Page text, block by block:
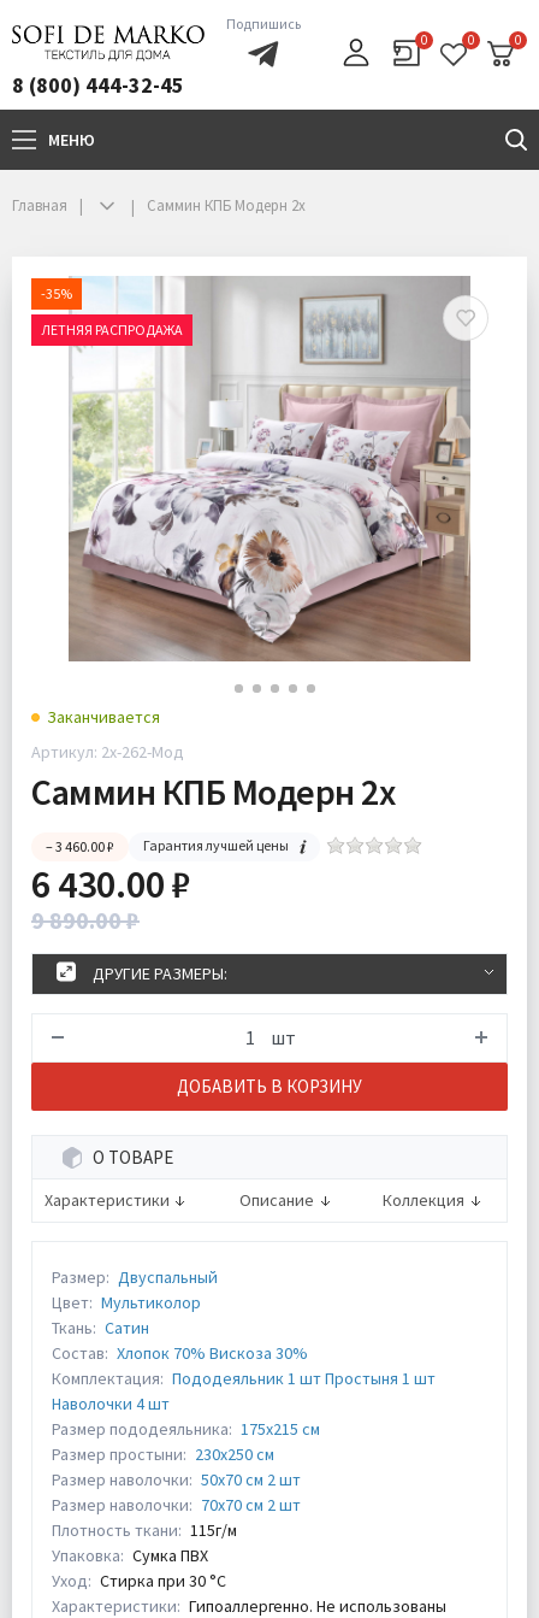
8 (800) 444-32-45
Подпишись
0 0 0
МЕНЮ
Главная Саммин КПБ Модерн 2х
-35%
ЛЕТНЯЯ РАСПРОДАЖА
Заканчивается
Артикул: 2x-262-Мод
Саммин КПБ Модерн 2х
– 3 460.00 ₽ Гарантия лучшей цены
6 430.00 ₽
9 890.00 ₽
ДРУГИЕ РАЗМЕРЫ:
шт
ДОБАВИТЬ В КОРЗИНУ
О ТОВАРЕ
Характеристики Описание Коллекция
Размер: Двуспальный
Цвет: Мультиколор
Ткань: Сатин
Состав: Хлопок 70% Вискоза 30%
Комплектация: Пододеяльник 1 шт Простыня 1 шт
Наволочки 4 шт
Размер пододеяльника: 175х215 см
Размер простыни: 230х250 см
Размер наволочки: 50х70 см 2 шт
Размер наволочки: 70х70 см 2 шт
Плотность ткани: 115г/м
Упаковка: Сумка ПВХ
Уход: Стирка при 30 °С
Характеристики: Гипоаллергенно. Не использованы